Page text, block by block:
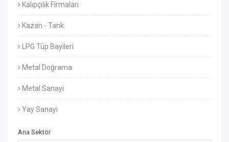
Kalıpçılık Firmaları
Kazan - Tank
LPG Tüp Bayileri
Metal Doğrama
Metal Sanayi
Yay Sanayi
Ana Sektör